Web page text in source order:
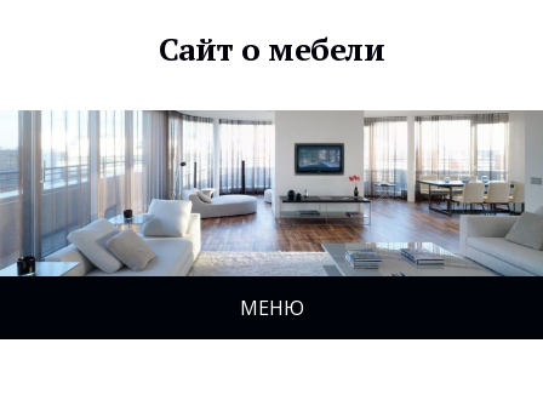
Сайт о мебели
МЕНЮ